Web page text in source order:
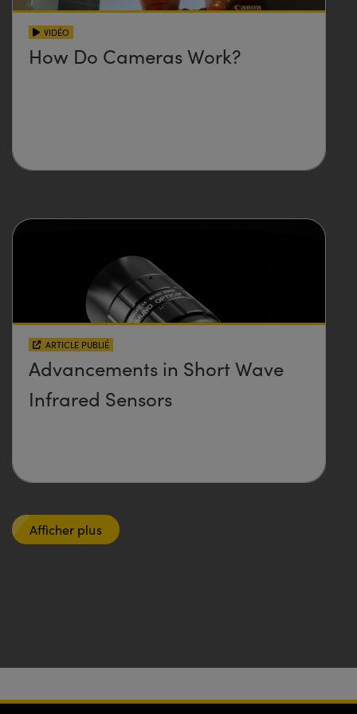
VIDÉO
How Do Cameras Work?
ARTICLE PUBLIÉ
Advancements in Short Wave
Infrared Sensors
Afficher plus